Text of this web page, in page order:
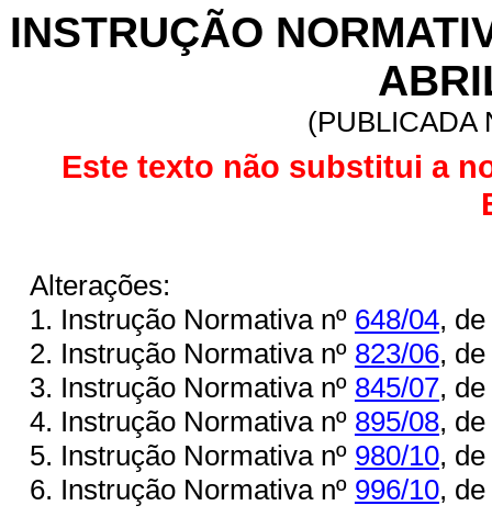
INSTRUÇÃO
(PUBLICADA
Este texto não substitui a
Alterações:
1. Instrução Normativa nº 648/04,
2. Instrução Normativa nº 823/06,
3. Instrução Normativa nº 845/07,
4. Instrução Normativa nº 895/08,
5. Instrução Normativa nº 980/10,
6. Instrução Normativa nº 996/10,